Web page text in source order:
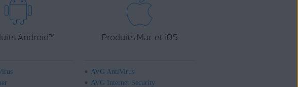
Android™ Produits Mac et iOS
AVG AntiVirus
AVG Internet Security